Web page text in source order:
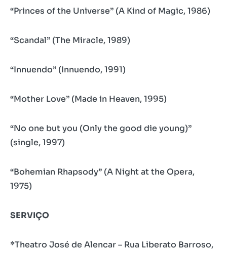
“Princes of the Universe” (A Kind of Magic, 1986)
“Scandal” (The Miracle, 1989)
“Innuendo” (Innuendo, 1991)
“Mother Love” (Made in Heaven, 1995)
“No one but you (Only the good die young)”
(single, 1997)
“Bohemian Rhapsody” (A Night at the Opera,
1975)
SERVIÇO
*Theatro José de Alencar – Rua Liberato Barroso,